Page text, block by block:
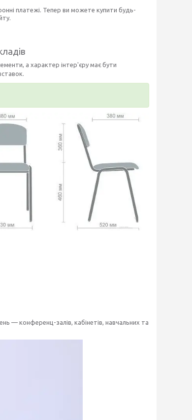
платежі. Тепер ви можете купити будь-
а характер інтер'єру має бути
— конференц-залів, кабінетів, навчальних та